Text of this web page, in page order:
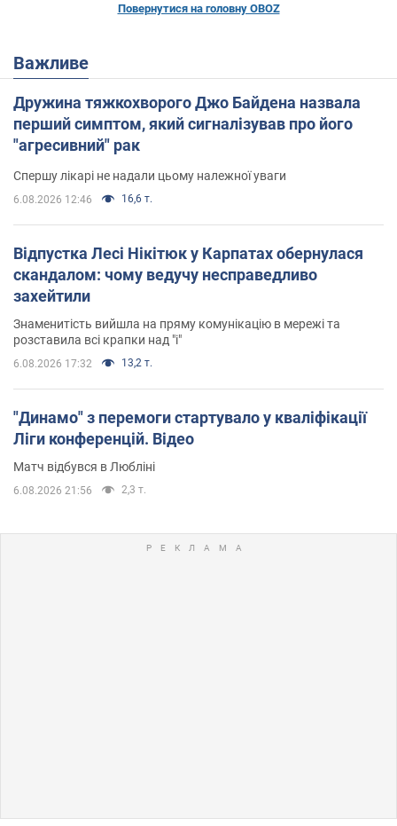
Повернутися на головну OBOZ
Важливе
Дружина тяжкохворого Джо Байдена назвала
перший симптом, який сигналізував про його
"агресивний" рак
Спершу лікарі не надали цьому належної уваги
6.08.2026 12:46 16,6 т.
Відпустка Лесі Нікітюк у Карпатах обернулася
скандалом: чому ведучу несправедливо
захейтили
Знаменитість вийшла на пряму комунікацію в мережі та
розставила всі крапки над "і"
6.08.2026 17:32 13,2 т.
"Динамо" з перемоги стартувало у кваліфікації
Ліги конференцій. Відео
Матч відбувся в Любліні
6.08.2026 21:56 2,3 т.